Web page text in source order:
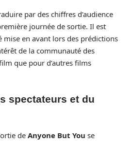
par des chiffres d’audience
journée de sortie. Il est
en avant lors des prédictions
de la communauté des
que pour d’autres films
spectateurs et du
de Anyone But You se